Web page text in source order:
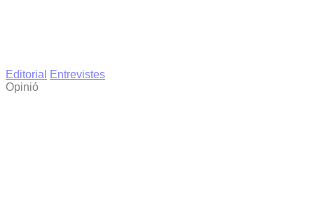
Editorial
Entrevistes
Opinió